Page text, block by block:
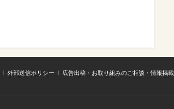
外部送信ポリシー
広告出稿・お取り組みのご相談・情報掲